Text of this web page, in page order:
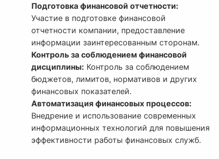
Подготовка финансовой отчетности:
Участие в подготовке финансовой
отчетности компании, предоставление
информации заинтересованным сторонам.
Контроль за соблюдением финансовой
дисциплины: Контроль за соблюдением
бюджетов, лимитов, нормативов и других
финансовых показателей.
Автоматизация финансовых процессов:
Внедрение и использование современных
информационных технологий для повышения
эффективности работы финансовых служб.